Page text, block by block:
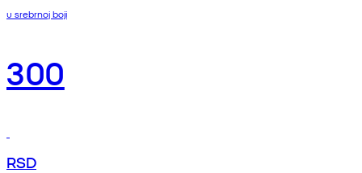
u srebrnoj boji
300
RSD